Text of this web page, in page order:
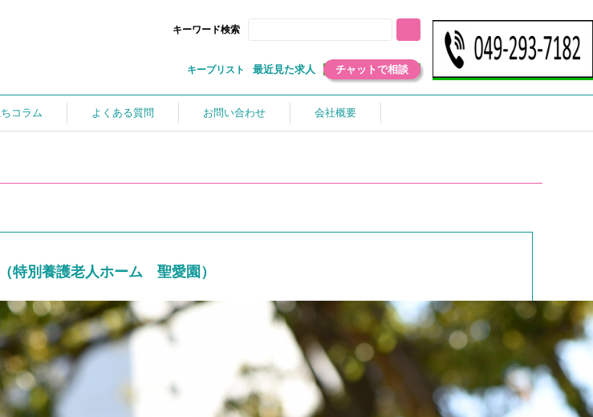
キーワード検索
キープリスト 最近見た求人 チャットで相談
コラム よくある質問 お問い合わせ 会社概要
特別養護老人ホーム 聖愛園）